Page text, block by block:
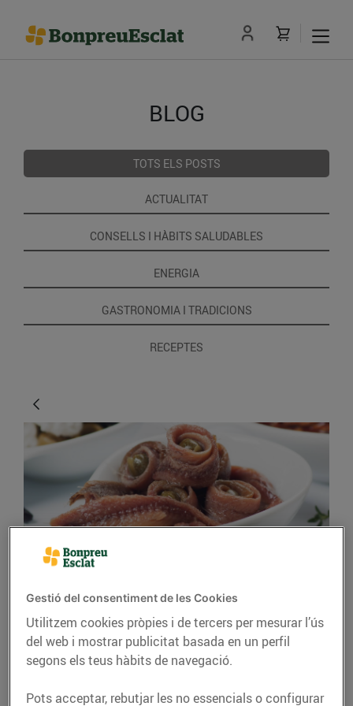
BLOG
TOTS ELS POSTS
ACTUALITAT
CONSELLS I HÀBITS SALUDABLES
ENERGIA
GASTRONOMIA I TRADICIONS
RECEPTES
Com són les anxoves?
13/d’agost/2019
Tant per a l’aperitiu com per posar-les com a
Gestió del consentiment de les Cookies
Utilitzem cookies pròpies i de tercers per mesurar l’ús
del web i mostrar publicitat basada en un perfil
segons els teus hàbits de navegació.
Pots acceptar, rebutjar les no essencials o configurar